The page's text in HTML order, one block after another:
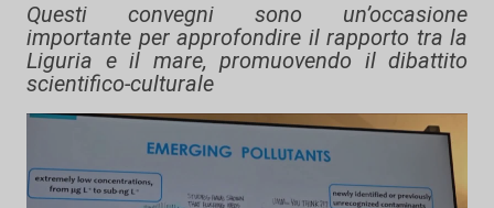
Questi convegni sono un’occasione
importante per approfondire il rapporto tra la
Liguria e il mare, promuovendo il dibattito
scientifico-culturale